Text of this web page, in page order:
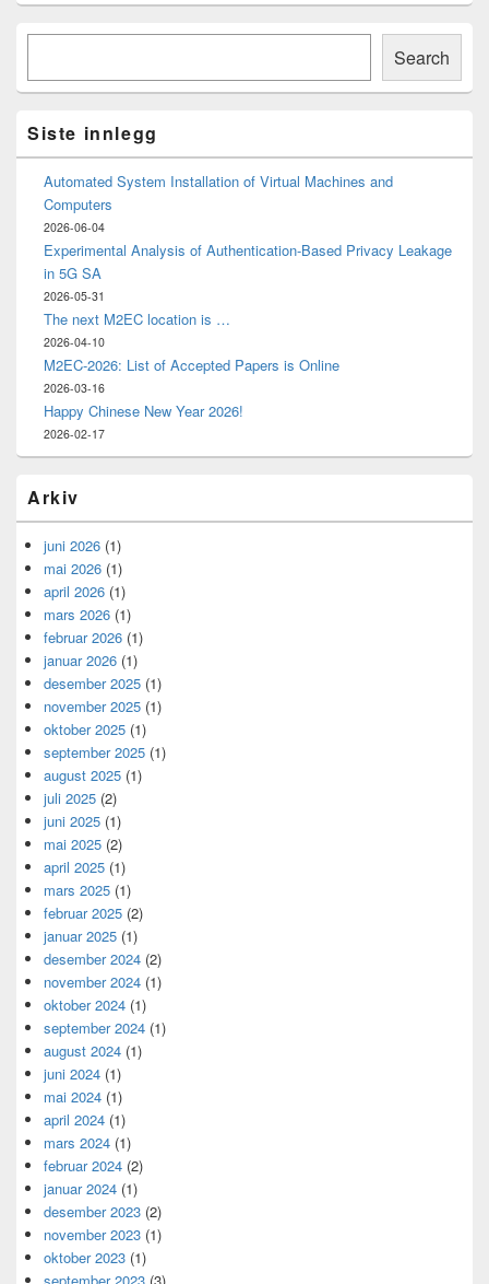
Primary
Area
Search
Siste innlegg
Automated System Installation of Virtual Machines and
Computers
2026-06-04
Experimental Analysis of Authentication-Based Privacy Leakage
in 5G SA
2026-05-31
The next M2EC location is …
2026-04-10
M2EC-2026: List of Accepted Papers is Online
2026-03-16
Happy Chinese New Year 2026!
2026-02-17
Arkiv
juni 2026 (1)
mai 2026 (1)
april 2026 (1)
mars 2026 (1)
februar 2026 (1)
januar 2026 (1)
desember 2025 (1)
november 2025 (1)
oktober 2025 (1)
september 2025 (1)
august 2025 (1)
juli 2025 (2)
juni 2025 (1)
mai 2025 (2)
april 2025 (1)
mars 2025 (1)
februar 2025 (2)
januar 2025 (1)
desember 2024 (2)
november 2024 (1)
oktober 2024 (1)
september 2024 (1)
august 2024 (1)
juni 2024 (1)
mai 2024 (1)
april 2024 (1)
mars 2024 (1)
februar 2024 (2)
januar 2024 (1)
desember 2023 (2)
november 2023 (1)
oktober 2023 (1)